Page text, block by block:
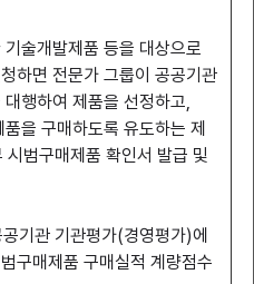
술개발제품 등을 대상으로
하면 전문가 그룹이 공공기관
행하여 제품을 선정하고,
을 구매하도록 유도하는 제
시범구매제품 확인서 발급 및
기관 기관평가(경영평가)에
구매제품 구매실적 계량점수